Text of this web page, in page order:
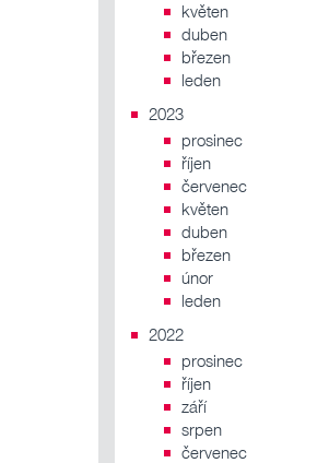
květen
duben
březen
leden
2023
prosinec
říjen
červenec
květen
duben
březen
únor
leden
2022
prosinec
říjen
září
srpen
červenec